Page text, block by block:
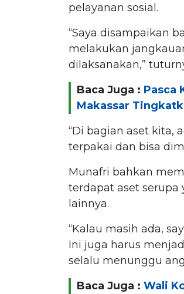
pelayanan sosial.
“Saya disampaikan
melakukan
dilaksanakan,”
Baca Juga : Pasca
Makassar
“Di bagian aset kita,
terpakai dan bisa
Munafri bahkan
terdapat aset
lainnya.
“Kalau masih ada,
Ini juga harus
selalu menunggu
Baca Juga : Wali